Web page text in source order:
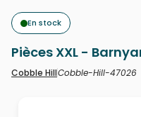
En stock
Pièces XXL -
Cobble HillCobble-Hill-47026